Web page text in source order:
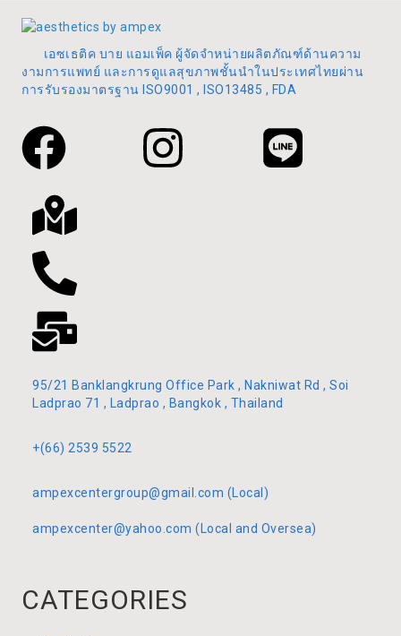
เอซเธติค บาย แอมเพ็ค ผู้จัดจำหน่ายผลิตภัณฑ์ด้านความ
งามการแพทย์ และการดูแลสุขภาพชั้นนำในประเทศไทยผ่าน
การรับรองมาตรฐาน ISO9001 , ISO13485 , FDA
95/21 Banklangkrung Office Park , Nakniwat Rd , Soi
Ladprao 71 , Ladprao , Bangkok , Thailand
+(66) 2539 5522
ampexcentergroup@gmail.com (Local)
ampexcenter@yahoo.com (Local and Oversea)
CATEGORIES